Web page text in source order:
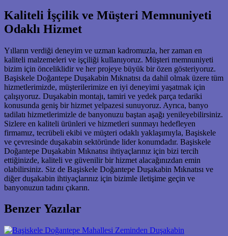
Kaliteli İşçilik ve Müşteri Memnuniyeti
Odaklı Hizmet
Yılların verdiği deneyim ve uzman kadromuzla, her zaman en
kaliteli malzemeleri ve işçiliği kullanıyoruz. Müşteri memnuniyeti
bizim için önceliklidir ve her projeye büyük bir özen gösteriyoruz.
Başiskele Doğantepe Duşakabin Mıknatısı da dahil olmak üzere tüm
hizmetlerimizde, müşterilerimize en iyi deneyimi yaşatmak için
çalışıyoruz. Duşakabin montajı, tamiri ve yedek parça tedariki
konusunda geniş bir hizmet yelpazesi sunuyoruz. Ayrıca, banyo
tadilatı hizmetlerimizle de banyonuzu baştan aşağı yenileyebilirsiniz.
Sizlere en kaliteli ürünleri ve hizmetleri sunmayı hedefleyen
firmamız, tecrübeli ekibi ve müşteri odaklı yaklaşımıyla, Başiskele
ve çevresinde duşakabin sektöründe lider konumdadır. Başiskele
Doğantepe Duşakabin Mıknatısı ihtiyaçlarınız için bizi tercih
ettiğinizde, kaliteli ve güvenilir bir hizmet alacağınızdan emin
olabilirsiniz. Siz de Başiskele Doğantepe Duşakabin Mıknatısı ve
diğer duşakabin ihtiyaçlarınız için bizimle iletişime geçin ve
banyonuzun tadını çıkarın.
Benzer Yazılar